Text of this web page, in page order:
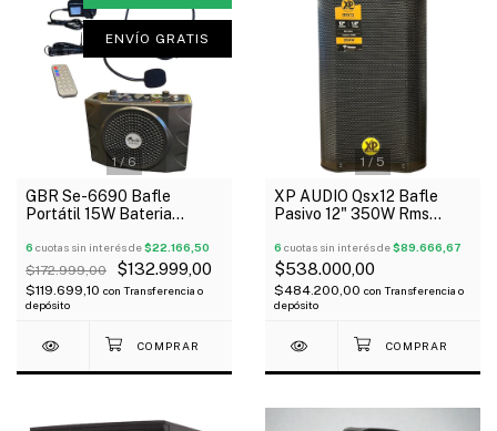
1/6
ENVÍO GRATIS
GBR Se-6690 Bafle
Portátil 15W Bateria
Bluetooth
6 cuotas sin interés de$22.166,50
$172.999,00 $132.999,00
$119.699,10 con Transferencia o
depósito
1 /5
XP AUDIO Qsx12 Bafle
Pasivo 12" 350W Rms
6 cuotas sin interés de$89.666,67
$538.000,00
$484.200,00 con Transferencia o
depósito